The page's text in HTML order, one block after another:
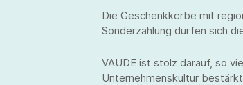
Die Geschenkkörbe mit
Sonderzahlung dürfen sich
VAUDE ist stolz darauf, so
Unternehmenskultur